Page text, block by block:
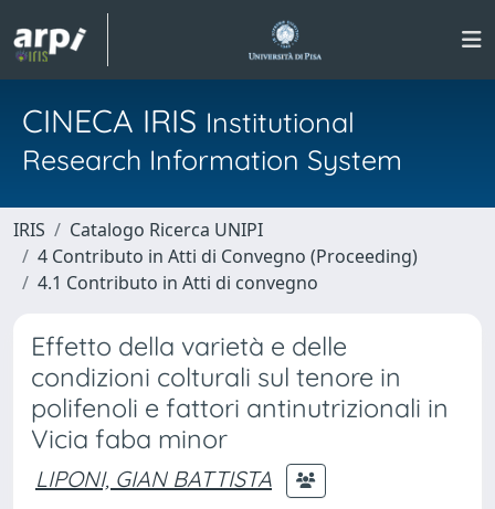
CINECA IRIS Institutional
Research Information System
IRIS
Catalogo Ricerca UNIPI
4 Contributo in Atti di Convegno (Proceeding)
4.1 Contributo in Atti di convegno
Effetto della varietà e delle
condizioni colturali sul tenore in
polifenoli e fattori antinutrizionali in
Vicia faba minor
LIPONI, GIAN BATTISTA